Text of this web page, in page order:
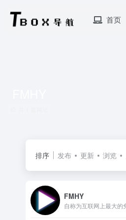
首页
排序 发布 更新 浏览
FMHY